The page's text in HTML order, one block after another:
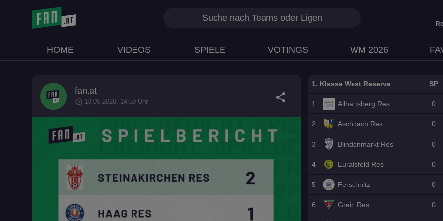
HOME VIDEOS SPIELE VOTINGS WM 2026
fan.at
schedule 10.05.2026, 14:59 Uhr share
1. Klasse West Reserve SP
1 Allhartsberg Res 0
2 Aschbach Res 0
3 Blindenmarkt Res 0
4 Euratsfeld Res 0
5 Ferschnitz 0
6 Grein Res 0